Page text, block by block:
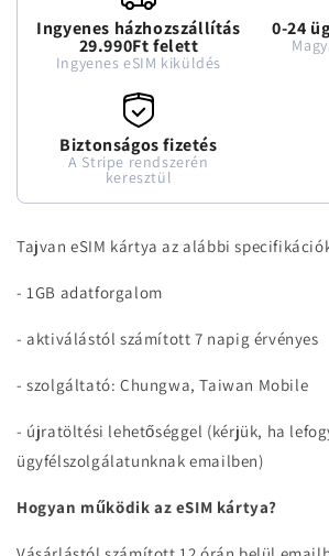
Ingyenes házhozszállítás
29.990Ft felett
Ingyenes eSIM kiküldés
0-24
Biztonságos fizetés
A Stripe rendszerén
keresztül
Tajvan eSIM kártya az alábbi
- 1GB adatforgalom
- aktiválástól számított 7 napig érvényes
- szolgáltató: Chungwa, Taiwan Mobile
- újratöltési lehetőséggel (kérjük, ha
ügyfélszolgálatunknak emailben)
Hogyan működik az eSIM kártya?